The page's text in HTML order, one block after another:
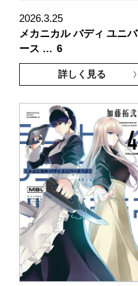
2026.3.25
メカニカル バディ ユニバ
ース … 6
詳しく見る